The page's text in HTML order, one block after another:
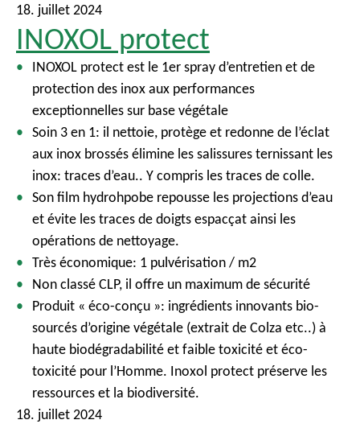
18. juillet 2024
INOXOL protect
INOXOL protect est le 1er spray d’entretien et de
protection des inox aux performances
exceptionnelles sur base végétale
Soin 3 en 1: il nettoie, protège et redonne de l’éclat
aux inox brossés élimine les salissures ternissant les
inox: traces d’eau.. Y compris les traces de colle.
Son film hydrohpobe repousse les projections d’eau
et évite les traces de doigts espacçat ainsi les
opérations de nettoyage.
Très économique: 1 pulvérisation / m2
Non classé CLP, il offre un maximum de sécurité
Produit « éco-conçu »: ingrédients innovants bio-
sourcés d’origine végétale (extrait de Colza etc..) à
haute biodégradabilité et faible toxicité et éco-
toxicité pour l’Homme. Inoxol protect préserve les
ressources et la biodiversité.
18. juillet 2024